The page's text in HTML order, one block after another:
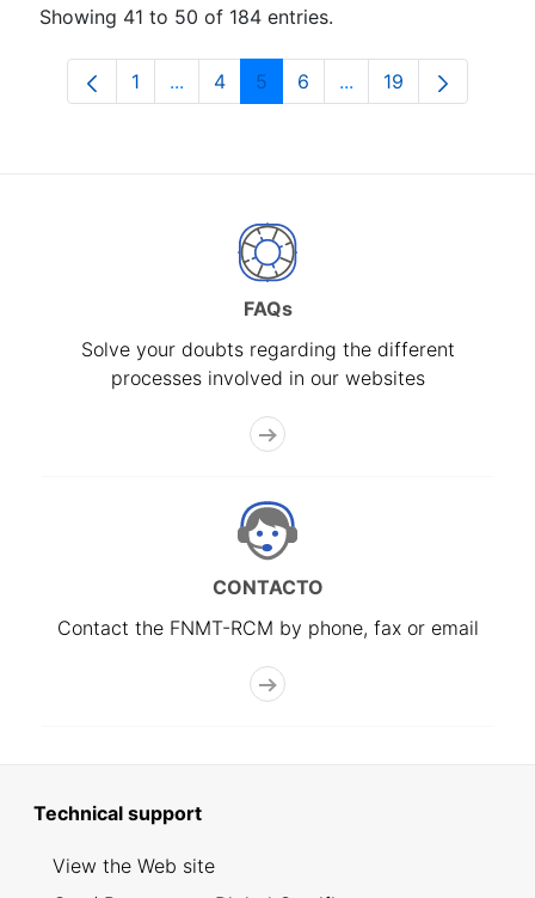
Showing 41 to 50 of 184 entries.
Page
1 ...Intermediate Pages Use TAB to
Page
4 Page
5 Page
6 ...Intermediate Pages
Page
19
FAQs
Solve your doubts regarding the different
processes involved in our websites
CONTACTO
Contact the FNMT-RCM by phone, fax or email
Technical support
View the Web site